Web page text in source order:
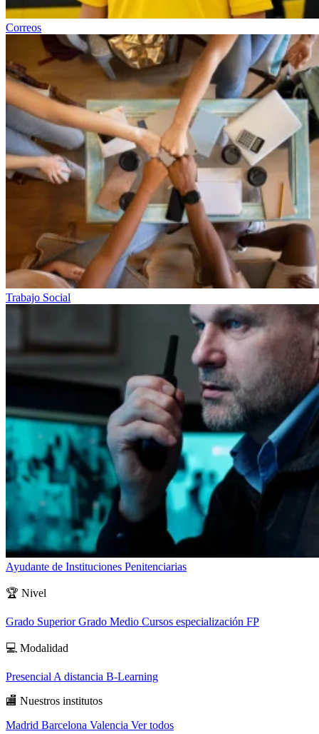
Correos
Trabajo Social
Ayudante de Instituciones Penitenciarias
🏆 Nivel
Grado SuperiorGrado Medio Cursos especialización FP
💻 Modalidad
Presencial A distancia B-Learning
🏬 Nuestros institutos
Madrid Barcelona Valencia Ver todos